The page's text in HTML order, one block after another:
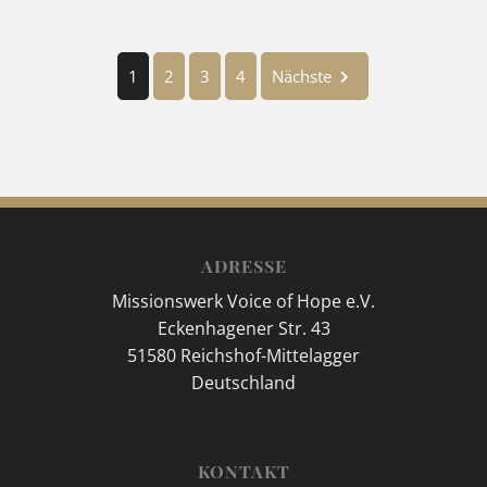
1 2 3 4 Nächste
ADRESSE
Missionswerk Voice of Hope e.V.
Eckenhagener Str. 43
51580 Reichshof-Mittelagger
Deutschland
KONTAKT